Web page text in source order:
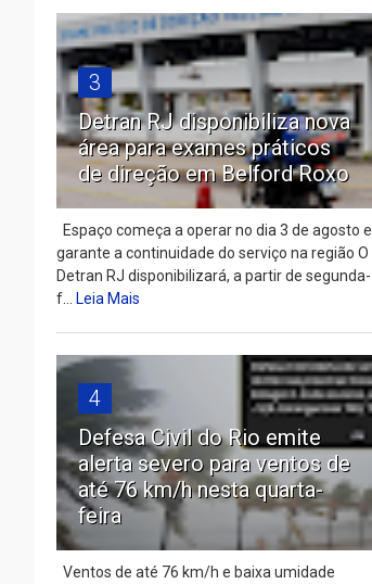
3
Detran RJ disponibiliza nova
área para exames práticos
de direção em Belford Roxo
Espaço começa a operar no dia 3 de agosto e
garante a continuidade do serviço na região O
Detran RJ disponibilizará, a partir de segunda-
f...Leia Mais
4
Defesa Civil do Rio emite
alerta severo para ventos de
até 76 km/h nesta quarta-
feira
Ventos de até 76 km/h e baixa umidade